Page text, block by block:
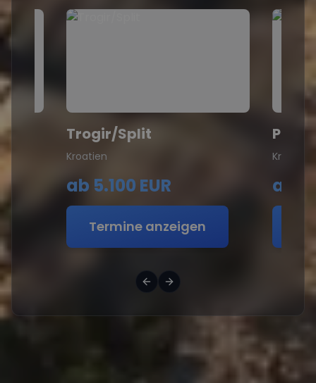
Trogir/Split
Kroatien
ab 5.100 EUR
Termine anzeigen
Pula
Kroatien
ab